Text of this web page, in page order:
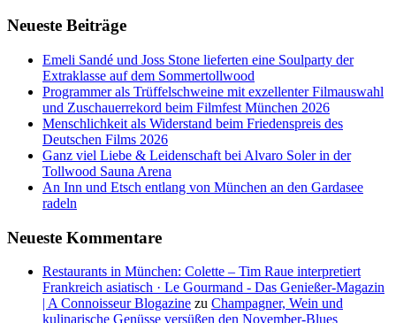
Neueste Beiträge
Emeli Sandé und Joss Stone lieferten eine Soulparty der
Extraklasse auf dem Sommertollwood
Programmer als Trüffelschweine mit exzellenter Filmauswahl
und Zuschauerrekord beim Filmfest München 2026
Menschlichkeit als Widerstand beim Friedenspreis des
Deutschen Films 2026
Ganz viel Liebe & Leidenschaft bei Alvaro Soler in der
Tollwood Sauna Arena
An Inn und Etsch entlang von München an den Gardasee
radeln
Neueste Kommentare
Restaurants in München: Colette – Tim Raue interpretiert
Frankreich asiatisch · Le Gourmand - Das Genießer-Magazin
| A Connoisseur Blogazine zu Champagner, Wein und
kulinarische Genüsse versüßen den November-Blues